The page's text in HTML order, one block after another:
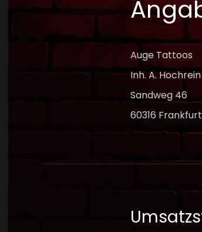
Auge Tattoos
Inh. A. Hochrein
Sandweg 46
60316